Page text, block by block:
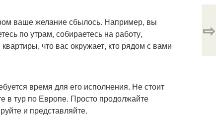
ваше желание сбылось. Например, вы
по утрам, собираетесь на работу,
квартиры, что вас окружает, кто рядом с вами
время для его исполнения. Не стоит
в тур по Европе. Просто продолжайте
и представляйте.
⇨